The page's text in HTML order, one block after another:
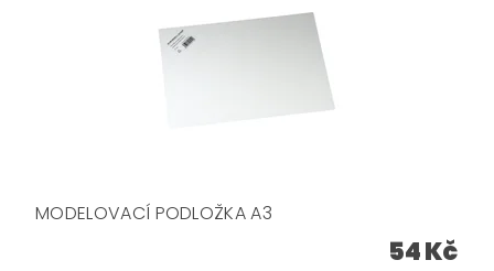
MODELOVACÍ PODLOŽKA A3
54 Kč